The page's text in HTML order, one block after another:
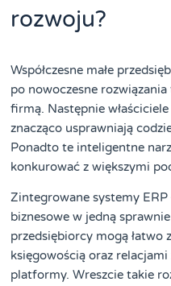
rozwoju?
Współczesne małe
po nowoczesne
firmą. Następnie
znacząco usprawniają
Ponadto te inteligentne
konkurować z większymi
Zintegrowane systemy ERP
biznesowe w jedną
przedsiębiorcy mogą łatwo
księgowością oraz
platformy. Wreszcie takie